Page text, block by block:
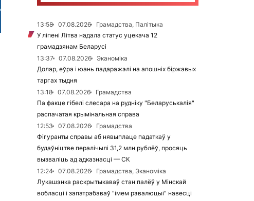
13:58 07.08.2026
Грамадства, Палітыка
У ліпені Літва надала статус уцекача 12
грамадзянам Беларусі
13:37
07.08.2026
Эканоміка
Долар, еўра і юань падаражэлі на апошніх біржавых
таргах тыдня
13:18
07.08.2026
Грамадства
Па факце гібелі слесара на рудніку "Беларуськалія"
распачатая крымінальная справа
12:53
07.08.2026
Грамадства
Фігуранты справы аб нявыплаце падаткаў у
будаўніцтве пералічылі 31,2 млн рублёў, просяць
вызваліць ад адказнасці — СК
12:24
07.08.2026
Грамадства, Эканоміка
Лукашэнка раскрытыкаваў стан палёў у Мінскай
вобласці і запатрабаваў "імем рэвалюцыі" навесці